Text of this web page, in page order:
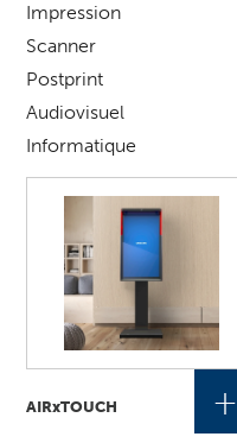
Impression
Scanner
Postprint
Audiovisuel
Informatique
AIRxTOUCH +